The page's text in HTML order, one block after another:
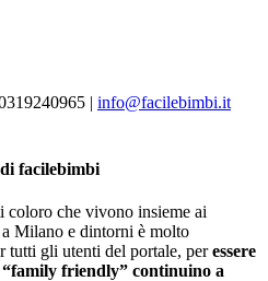
| info@facilebimbi.it
facilebimbi
coloro che vivono insieme ai
Milano e dintorni è molto
tutti gli utenti del portale, peressere
friendly” continuino a